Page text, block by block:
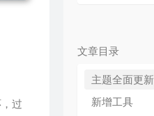
过
文章目录
主题全面更新
新增工具